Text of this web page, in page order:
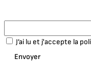
J’ai lu et j'accepte la
Envoyer